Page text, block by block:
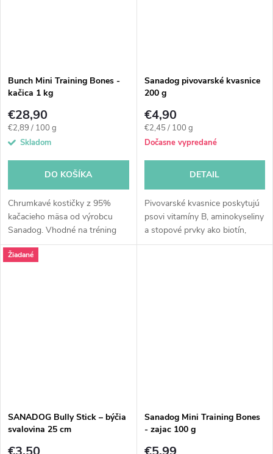
Bunch Mini Training Bones -
kačica 1 kg
€28,90
Jednotková
cena:
€2,89 / 100 g
Skladom
DO KOŠÍKA
Chrumkavé kostičky z 95%
kačacieho mäsa od výrobcu
Sanadog. Vhodné na tréning
alebo len tak. Daju sú v
rukách zlomiť na ešte menšie
Sanadog pivovarské kvasnice
200 g
€4,90
Jednotková
cena:
€2,45 / 100 g
Dočasne vypredané
DETAIL
Pivovarské kvasnice poskytujú
psovi vitamíny B, aminokyseliny
a stopové prvky ako biotín,
kyselina listová, železo a
Žiadané
SANADOG Bully Stick – býčia
svalovina 25 cm
Sanadog Mini Training Bones
- zajac 100 g